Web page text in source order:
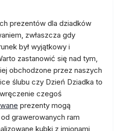
prezentów dla dziadków
zwłaszcza gdy
był wyjątkowy i
zastanowić się nad tym,
obchodzone przez naszych
ślubu czy Dzień Dziadka to
czegoś
prezenty mogą
grawerowanych ram
kubki z imionami